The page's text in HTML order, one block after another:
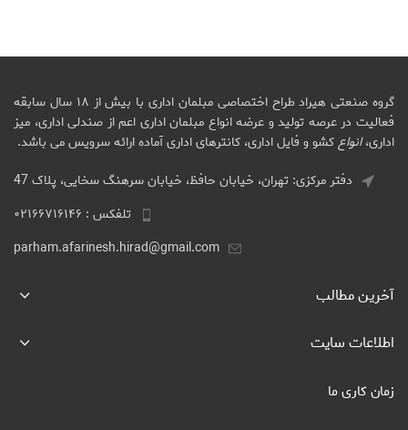
گروه صنعتی هیراد طراح اختصاصی مبلمان اداری با بیش از ۱۸ سال سابقه
فعالیت در عرصه تولید و عرضه انواع مبلمان اداری اعم از صندلی اداری، میز
اداری،انواعکشو و فایل اداری، کانترهای اداری آماده ارائه سرویس می باشد.
دفتر مرکزی: تهران، خیابان حافظ، خیابان سرهنگ سخایی، پلاک 47
تلفکس : ۰۲۱۶۶۷۱۶۱۴۶
parham.afarinesh.hirad@gmail.com
آخرین مطالب
اطلاعات سایت
زمان کاری ما